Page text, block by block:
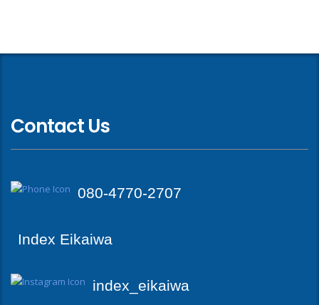
Contact Us
080-4770-2707
Index Eikaiwa
index_eikaiwa